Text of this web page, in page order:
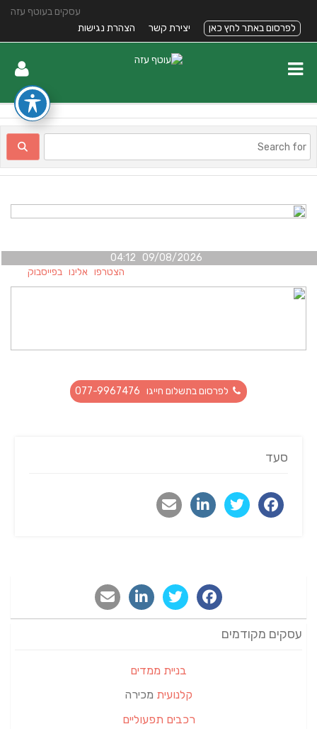
עסקים בעוטף עזה
לפרסום באתר לחץ כאן
יצירת קשר הצהרת נגישות
09/08/2026 04:12
הצטרפו אלינו בפייסבוק
לפרסום בתשלום חייגו 077-9967476
סעד
עסקים מקודמים
בניית ממדים
קלנועית מכירה
רכבים תפעוליים